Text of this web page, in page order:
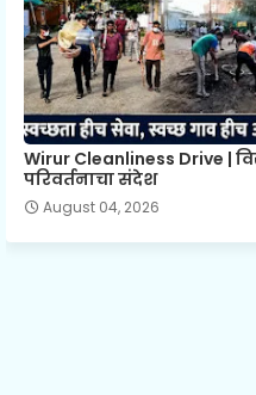
Wirur Cleanliness Drive |
परिवर्तनाचा संदेश
August 04, 2026